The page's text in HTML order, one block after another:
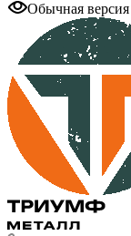
Обычная версия